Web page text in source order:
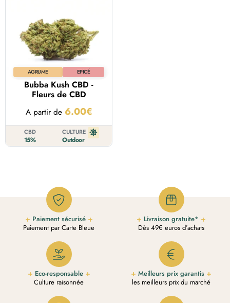
AGRUME EPICÉ
Bubba Kush CBD -
Fleurs de CBD
A partir de 6.00€
CBD
15%
CULTURE
Outdoor
Paiement sécurisé
Paiement par Carte Bleue
Livraison gratuite*
Dès 49€ euros d’achats
Eco-responsable
Culture raisonnée
Meilleurs prix garantis
les meilleurs prix du marché